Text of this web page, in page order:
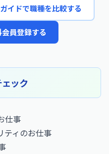
イドで職種を比較する
員登録する
ック
仕事
ティのお仕事